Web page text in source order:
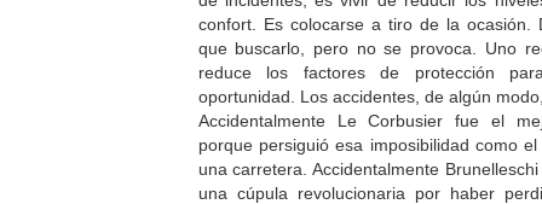
confort. Es colocarse a tiro de la ocasión.
que buscarlo, pero no se provoca. Uno
reduce los factores de protección
oportunidad. Los accidentes, de algún
Accidentalmente Le Corbusier fue el
porque persiguió esa imposibilidad como
una carretera. Accidentalmente
una cúpula revolucionaria por haber